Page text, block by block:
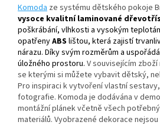
Komoda ze systému dětského pokoje
vysoce kvalitní laminované
poškrábání, vlhkosti a vysokým
opatřenyABS lištou, která zajistí
nárazu. Díky svým rozměrům a
úložného prostoru. V souvisejícím
se kterými si můžete vybavit dětský,
Pro inspiraci k vytvoření vlastní
fotografie. Komoda je dodávána v
montážní plánek včetně všech
materiálů. Vyobrazené dekorace nejsou